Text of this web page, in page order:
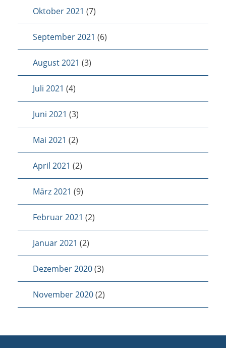
Oktober 2021 (7)
September 2021 (6)
August 2021 (3)
Juli 2021 (4)
Juni 2021 (3)
Mai 2021 (2)
April 2021 (2)
März 2021 (9)
Februar 2021 (2)
Januar 2021 (2)
Dezember 2020(3)
November 2020(2)